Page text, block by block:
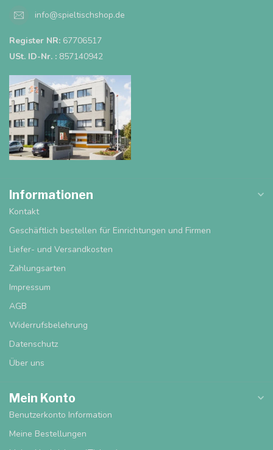
info@spieltischshop.de
Register NR: 67706517
USt. ID-Nr. : 857140942
Informationen
Kontakt
Geschäftlich bestellen für Einrichtungen und Firmen
Liefer- und Versandkosten
Zahlungsarten
Impressum
AGB
Widerrufsbelehrung
Datenschutz
Über uns
Mein Konto
Benutzerkonto Information
Meine Bestellungen